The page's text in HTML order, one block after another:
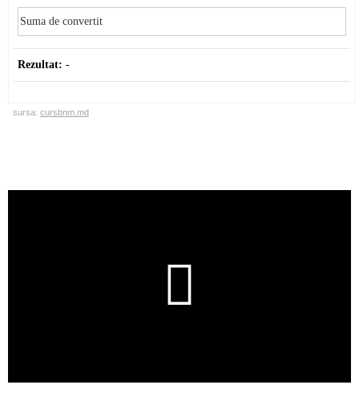
Rezultat: -
sursa: cursbnm.md